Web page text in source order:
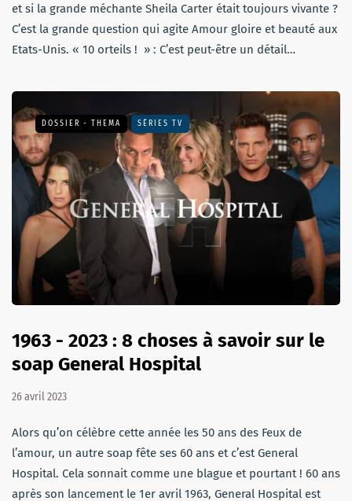
et si la grande méchante Sheila Carter était toujours vivante ?
C’est la grande question qui agite Amour gloire et beauté aux
Etats-Unis. « 10 orteils ! » : C’est peut-être un détail…
DOSSIER - THEMA SÉRIES TV
1963 - 2023 : 8 choses à savoir sur le
soap General Hospital
26 avril 2023
Alors qu’on célèbre cette année les 50 ans des Feux de
l’amour, un autre soap fête ses 60 ans et c’est General
Hospital. Cela sonnait comme une blague et pourtant ! 60 ans
après son lancement le 1er avril 1963, General Hospital est